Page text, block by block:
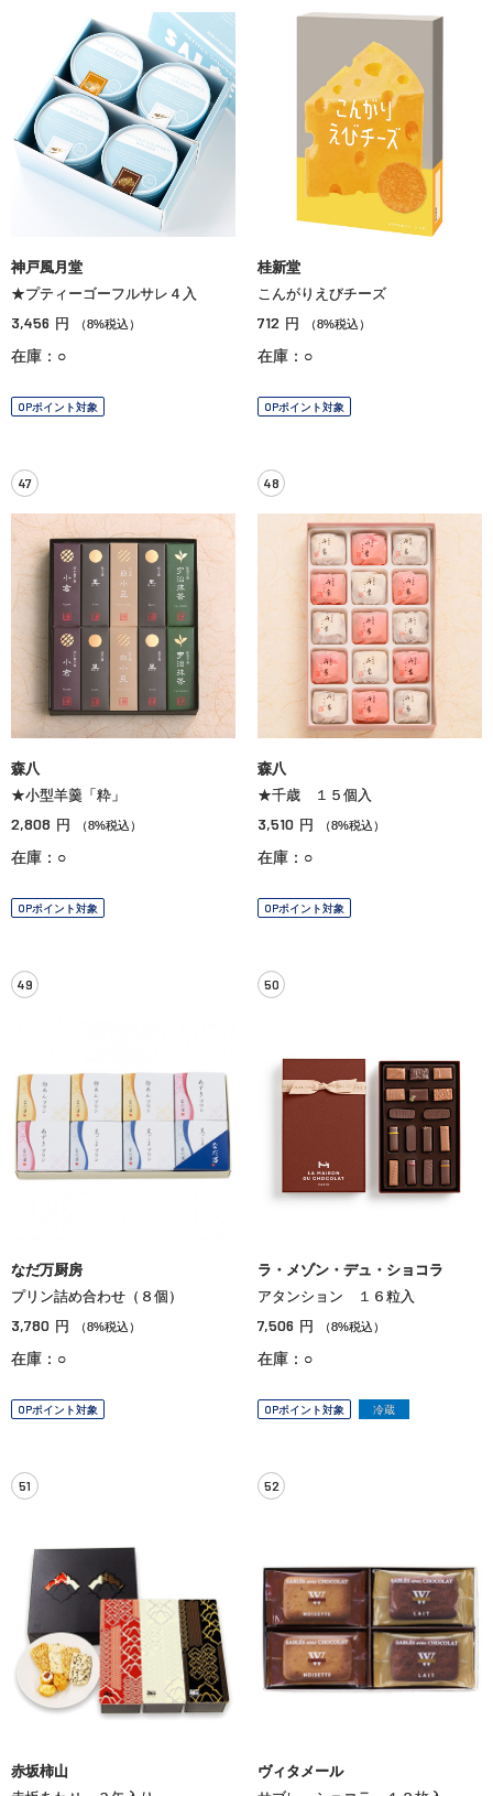
神戸風月堂
★プティーゴーフルサレ４入
3,456 円 （8%税込）
在庫：○
OPポイント対象
桂新堂
こんがりえびチーズ
712 円 （8%税込）
在庫：○
OPポイント対象
47
森八
★小型羊羹「粋」
2,808 円 （8%税込）
在庫：○
OPポイント対象
48
森八
★千歳 １５個入
3,510 円 （8%税込）
在庫：○
OPポイント対象
49
なだ万厨房
プリン詰め合わせ（８個）
3,780 円 （8%税込）
在庫：○
OPポイント対象
50
ラ・メゾン・デュ・ショコラ
アタンション １６粒入
7,506 円 （8%税込）
在庫：○
OPポイント対象 冷蔵
51
赤坂柿山
52
ヴィタメール